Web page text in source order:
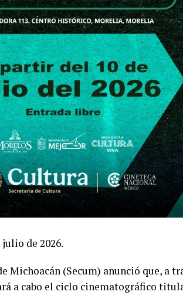
de 2026.
Michoacán (Secum) anunció que, a
a cabo el ciclo cinematográfico